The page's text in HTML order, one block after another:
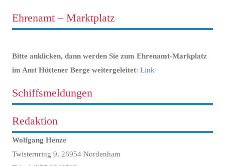
Ehrenamt – Marktplatz
Bitte anklicken, dann werden Sie zum Ehrenamt-Markplatz
im Amt Hüttener Berge weitergeleitet: Link
Schiffsmeldungen
Redaktion
Wolfgang Henze
Twisternring 9, 26954 Nordenham